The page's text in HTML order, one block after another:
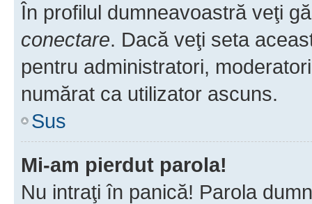
În profilul dumneavoastră veţi
conectare. Dacă veţi seta
pentru administratori,
numărat ca utilizator ascuns.
Sus
Mi-am pierdut parola!
Nu intraţi în panică! Parola